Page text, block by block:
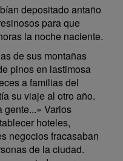
depositado antaño
para que
la noche naciente.
de sus montañas
pinos en lastimosa
a familias del
su viaje al otro año.
gente...» Varios
hoteles,
negocios fracasaban
de la ciudad.